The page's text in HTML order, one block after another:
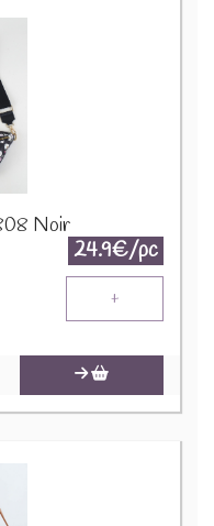
Noir
24.9€/pc
+